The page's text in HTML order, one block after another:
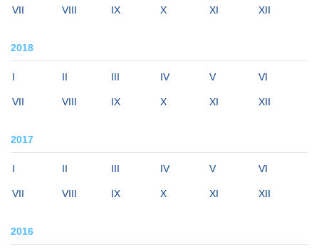
VII VIII IX X XI XII
2018
I II III IV V VI
VII VIII IX X XI XII
2017
I II III IV V VI
VII VIII IX X XI XII
2016